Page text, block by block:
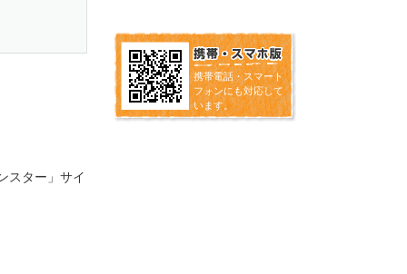
スター」サイ
携帯電話・スマート
フォンにも対応して
います。